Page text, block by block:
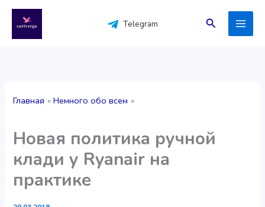
содержимому
Telegram Поиск
Главная Немного обо всем
Новая политика ручной
клади у Ryanair на
практике